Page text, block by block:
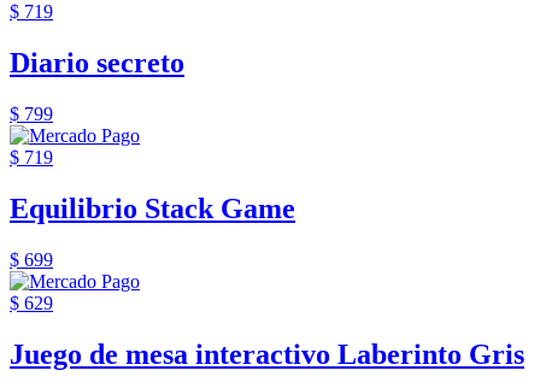
$ 719
Diario secreto
$ 799
$ 719
Equilibrio Stack Game
$ 699
$ 629
Juego de mesa interactivo Laberinto Gris